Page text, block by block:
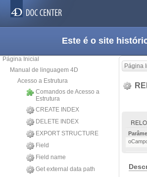
Este é o site
Página Inicial
Manual de linguagem 4D
Acesso a Estrutura
Comandos de Acesso a
Estrutura
CREATE INDEX
DELETE INDEX
EXPORT STRUCTURE
Field
Field name
Get external data path
Página